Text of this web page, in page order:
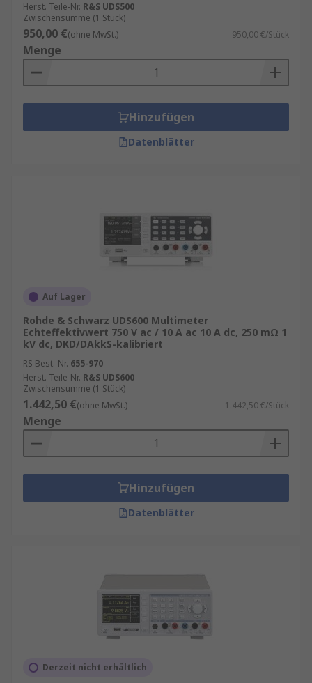
Herst. Teile-Nr. R&S UDS500
Zwischensumme (1 Stück)
950,00 €(ohne MwSt.) 950,00 €/Stück
Menge
Hinzufügen
Datenblätter
Auf Lager
Rohde & Schwarz UDS600 Multimeter
Echteffektivwert 750 V ac / 10 A ac 10 A dc, 250 mΩ 1
kV dc, DKD/DAkkS-kalibriert
RS Best.-Nr. 655-970
Herst. Teile-Nr. R&S UDS600
Zwischensumme (1 Stück)
1.442,50 €(ohne MwSt.) 1.442,50 €/Stück
Menge
Hinzufügen
Datenblätter
Derzeit nicht erhältlich